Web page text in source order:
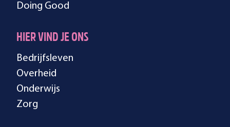
Doing Good
HIER VIND JE ONS
Bedrijfsleven
Overheid
Onderwijs
Zorg